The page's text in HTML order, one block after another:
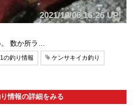
2021/10/06 16:26 UP!
数か所ラ…
の釣り情報 ケンサキイカ釣り
情報の詳細をみる